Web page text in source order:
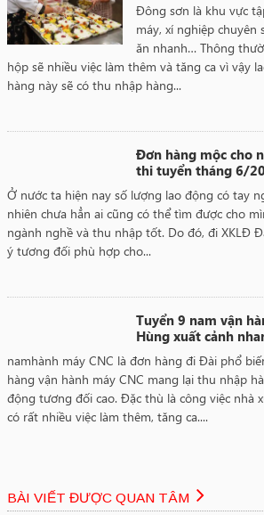
Đông sơn là khu vực
máy, xí nghiệp chuyên
ăn nhanh… Thông
hộp sẽ nhiều việc làm thêm và tăng ca vì vậy
hàng này sẽ có thu nhập hàng...
Đơn hàng mộc cho
thi tuyển tháng 6/
Ở nước ta hiện nay số lượng lao động có tay
nhiên chưa hẳn ai cũng có thể tìm được cho
ngành nghề và thu nhập tốt. Do đó, đi XKLĐ
ý tương đối phù hợp cho...
Tuyển 9 nam vận
Hùng xuất cảnh
namhành máy CNC là đơn hàng đi Đài phổ
hàng vận hành máy CNC mang lại thu nhập
động tương đối cao. Đặc thù là công việc nhà
có rất nhiều việc làm thêm, tăng ca....
BÀI VIẾT ĐƯỢC QUAN TÂM